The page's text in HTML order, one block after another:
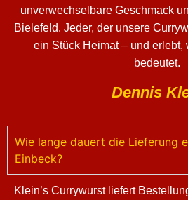
unverwechselbare Geschmack
Bielefeld. Jeder, der unsere
ein Stück Heimat – und erlebt,
bedeutet.
Dennis
Wie lange dauert die Lieferung
Einbeck?
Klein’s Currywurst liefert